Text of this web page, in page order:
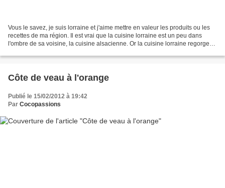
Vous le savez, je suis lorraine et j'aime mettre en valeur les produits ou les
recettes de ma région. Il est vrai que la cuisine lorraine est un peu dans
l'ombre de sa voisine, la cuisine alsacienne. Or la cuisine lorraine regorge
Côte de veau à l'orange
Publié le 15/02/2012 à 19:42
Par Cocopassions